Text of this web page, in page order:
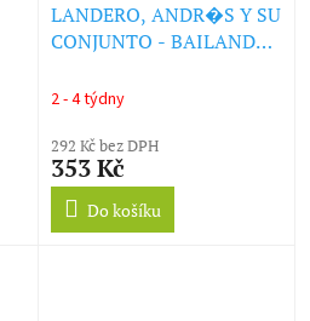
LANDERO, ANDR�S Y SU
CONJUNTO - BAILANDO
2 - 4 týdny
292 Kč bez DPH
353 Kč
Do košíku